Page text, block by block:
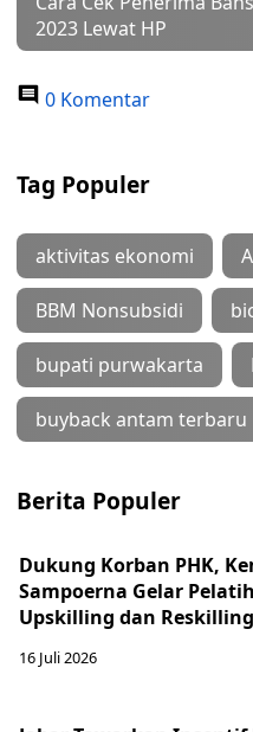
2023 Lewat HP
0 Komentar
Tag Populer
aktivitas ekonomi
BBM Nonsubsidi
bupati purwakarta
buyback antam terbaru
Berita Populer
Dukung Korban PHK,
Sampoerna Gelar
Upskilling dan
16 Juli 2026